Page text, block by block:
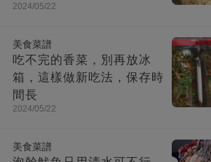
2024/05/22
美食菜譜
吃不完的香菜，別再放冰
箱，這樣做新吃法，保存時
間長
2024/05/22
美食菜譜